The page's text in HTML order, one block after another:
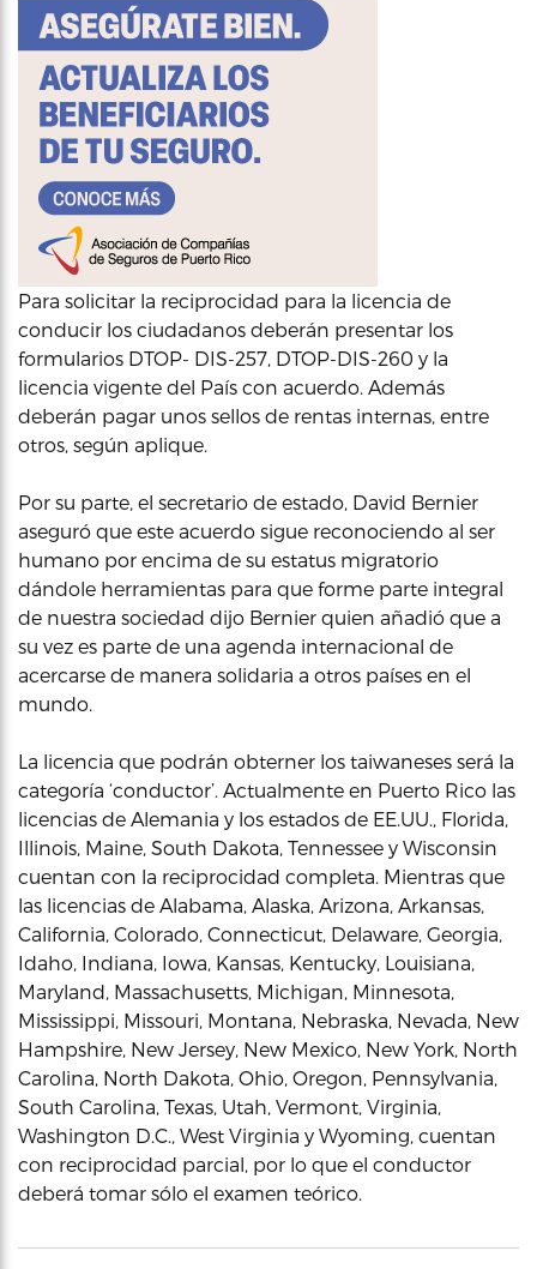
Para solicitar la reciprocidad para la licencia de
conducir los ciudadanos deberán presentar los
formularios DTOP- DIS-257, DTOP-DIS-260 y la
licencia vigente del País con acuerdo. Además
deberán pagar unos sellos de rentas internas, entre
otros, según aplique.
Por su parte, el secretario de estado, David Bernier
aseguró que este acuerdo sigue reconociendo al ser
humano por encima de su estatus migratorio
dándole herramientas para que forme parte integral
de nuestra sociedad dijo Bernier quien añadió que a
su vez es parte de una agenda internacional de
acercarse de manera solidaria a otros países en el
mundo.
La licencia que podrán obterner los taiwaneses será la
categoría ‘conductor’. Actualmente en Puerto Rico las
licencias de Alemania y los estados de EE.UU., Florida,
Illinois, Maine, South Dakota, Tennessee y Wisconsin
cuentan con la reciprocidad completa. Mientras que
las licencias de Alabama, Alaska, Arizona, Arkansas,
California, Colorado, Connecticut, Delaware, Georgia,
Idaho, Indiana, Iowa, Kansas, Kentucky, Louisiana,
Maryland, Massachusetts, Michigan, Minnesota,
Mississippi, Missouri, Montana, Nebraska, Nevada, New
Hampshire, New Jersey, New Mexico, New York, North
Carolina, North Dakota, Ohio, Oregon, Pennsylvania,
South Carolina, Texas, Utah, Vermont, Virginia,
Washington D.C., West Virginia y Wyoming, cuentan
con reciprocidad parcial, por lo que el conductor
deberá tomar sólo el examen teórico.